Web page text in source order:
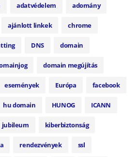
adatvédelem adomány
ajánlott linkek chrome
DNS domain
domain megújítás
események Európa facebook
hu domain HUNOG ICANN
jubileum kiberbiztonság
rendezvények ssl